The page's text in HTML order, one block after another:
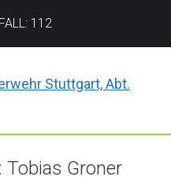
112
Tobias Groner